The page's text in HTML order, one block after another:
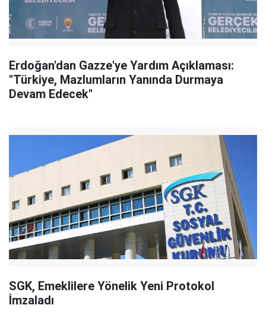
Erdoğan'dan Gazze'ye Yardım Açıklaması:
"Türkiye, Mazlumların Yanında Durmaya
Devam Edecek"
SGK, Emeklilere Yönelik Yeni Protokol
İmzaladı